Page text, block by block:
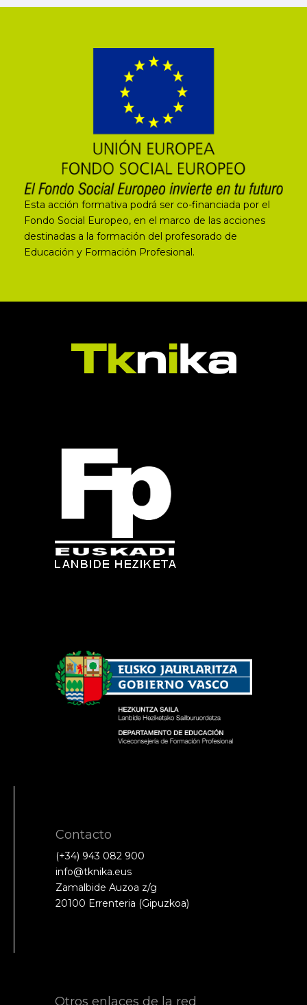
Esta acción formativa podrá ser co-financiada por el
Fondo Social Europeo, en el marco de las acciones
destinadas a la formación del profesorado de
Educación y Formación Profesional.
Contacto
(+34) 943 082 900
info@tknika.eus
Zamalbide Auzoa z/g
20100 Errenteria (Gipuzkoa)
Otros enlaces de la red